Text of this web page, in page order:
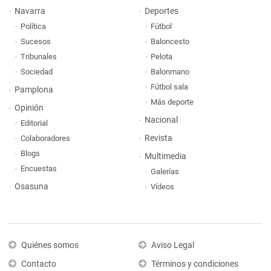
Navarra
Política
Sucesos
Tribunales
Sociedad
Pamplona
Opinión
Editorial
Colaboradores
Blogs
Encuestas
Osasuna
Deportes
Fútbol
Baloncesto
Pelota
Balonmano
Fútbol sala
Más deporte
Nacional
Revista
Multimedia
Galerías
Vídeos
Quiénes somos
Contacto
Aviso Legal
Términos y condiciones